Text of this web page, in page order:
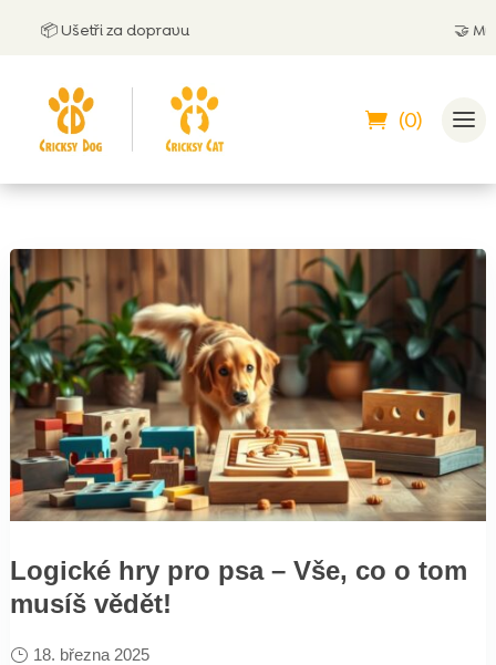
📦 Ušetři za dopravu
(0)
Logické hry pro psa – Vše, co o tom
musíš vědět!
18. března 2025